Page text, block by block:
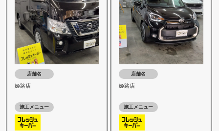
店舗名
姫路店
施工メニュー
店舗名
姫路店
施工メニュー